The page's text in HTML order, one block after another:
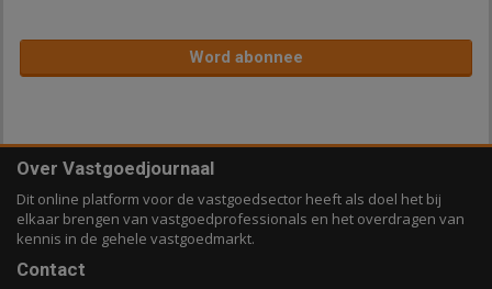
Word abonnee
Over Vastgoedjournaal
Dit online platform voor de vastgoedsector heeft als doel het bij
elkaar brengen van vastgoedprofessionals en het overdragen van
kennis in de gehele vastgoedmarkt.
Contact